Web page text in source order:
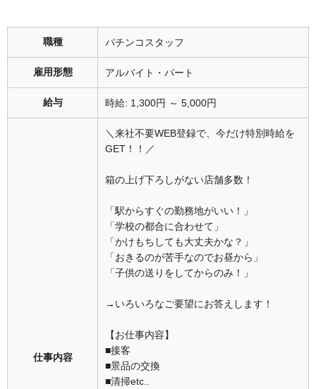
職種 パチンコスタッフ
雇用形態 アルバイト・パート
給与 時給: 1,300円 ～ 5,000円
仕事内容
＼来社不要WEB登録で、今だけ特別時給を
GET！！／
箱の上げ下ろしがない店舗多数！
「駅からすぐの勤務地がいい！」
「学校の都合に合わせて」
「かけもちしても大丈夫かな？」
「おきるのが苦手なのでお昼から」
「子供の送りをしてからのみ！」
→いろいろなご要望にお答えします！
【お仕事内容】
■接客
■景品の交換
■清掃etc..